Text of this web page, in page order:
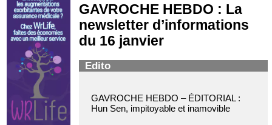
GAVROCHE HEBDO : La
newsletter d’informations
du 16 janvier
Edito
GAVROCHE HEBDO – ÉDITORIAL :
Hun Sen, impitoyable et inamovible